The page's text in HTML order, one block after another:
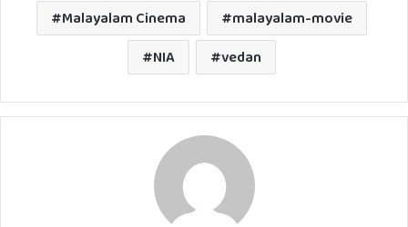
Malayalam Cinema
malayalam-movie
NIA
vedan